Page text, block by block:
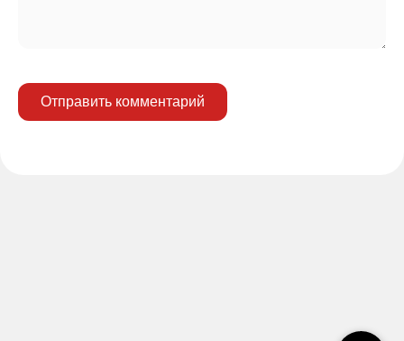
Отправить комментарий